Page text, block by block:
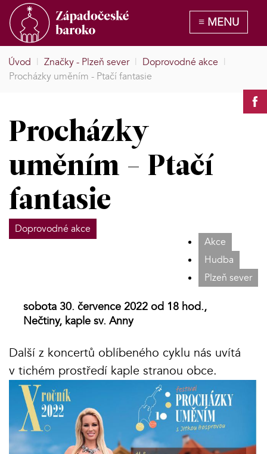
Úvod | Značky - Plzeň sever | Doprovodné akce |
Procházky uměním - Ptačí fantasie
Procházky
uměním - Ptačí
fantasie
Doprovodné akce
Akce
Hudba
Plzeň sever
sobota 30. července 2022 od 18 hod.,
Nečtiny, kaple sv. Anny
Další z koncertů oblíbeného cyklu nás uvítá
v tichém prostředí kaple stranou obce.